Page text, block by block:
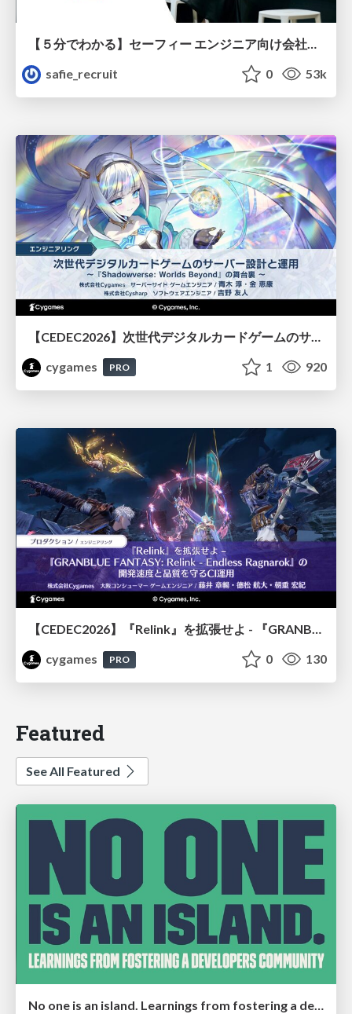
【５分でわかる】セーフィー エンジニア向け会社紹介
safie_recruit
0 53k
cygames
PRO 1 920
【CEDEC2026】『Relink』を拡張せよ - 『GRANBLUE FANTASY: Relink - Endless Ragnarok』の開発速度と品質を守るCI運用
cygames
PRO 0 130
Featured
See All Featured
No one is an island. Learnings from fostering a developers community.